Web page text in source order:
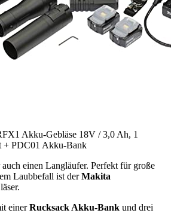
Akku-Gebläse 18V / 3,0 Ah, 1
+ PDC01 Akku-Bank
einen Langläufer. Perfekt für große
Laubbefall ist derMakita
einerRucksack Akku-Bank und drei